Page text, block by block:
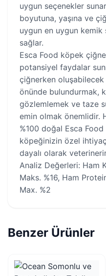
uygun seçenekler
boyutuna, yaşına ve
uygun en uygun kemik
sağlar.
Esca Food köpek
potansiyel faydalar
çiğnerken
önünde bulundurmak,
gözlemlemek ve taze
emin olmak önemlidir.
%100 doğal Esca
köpeğinizin özel
dayalı olarak
Anali­z Değerleri­: Ham
Maks. %16, Ham
Max. %2
Benzer Ürünler